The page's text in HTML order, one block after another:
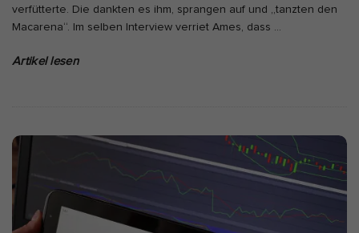
verfütterte. Die dankten es ihm, sprangen auf und „tanzten den
Macarena“. Im selben Interview verriet Ames, dass …
Artikel lesen